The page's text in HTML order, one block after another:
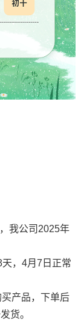
我公司2025年
，4月7日正常
产品，下单后
货。